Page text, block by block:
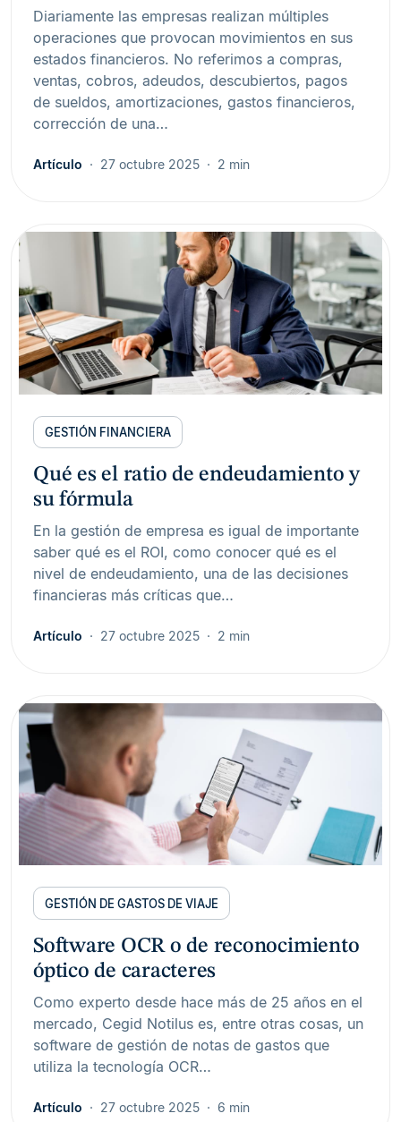
Diariamente las empresas realizan múltiples
operaciones que provocan movimientos en sus
estados financieros. No referimos a compras,
ventas, cobros, adeudos, descubiertos, pagos
de sueldos, amortizaciones, gastos financieros,
corrección de una…
Artículo 27 octubre 2025 2 min
GESTIÓN FINANCIERA
Qué es el ratio de endeudamiento y
su fórmula
En la gestión de empresa es igual de importante
saber qué es el ROI, como conocer qué es el
nivel de endeudamiento, una de las decisiones
financieras más críticas que…
Artículo 27 octubre 2025 2 min
GESTIÓN DE GASTOS DE VIAJE
Software OCR o de reconocimiento
óptico de caracteres
Como experto desde hace más de 25 años en el
mercado, Cegid Notilus es, entre otras cosas, un
software de gestión de notas de gastos que
utiliza la tecnología OCR…
Artículo 27 octubre 2025 6 min